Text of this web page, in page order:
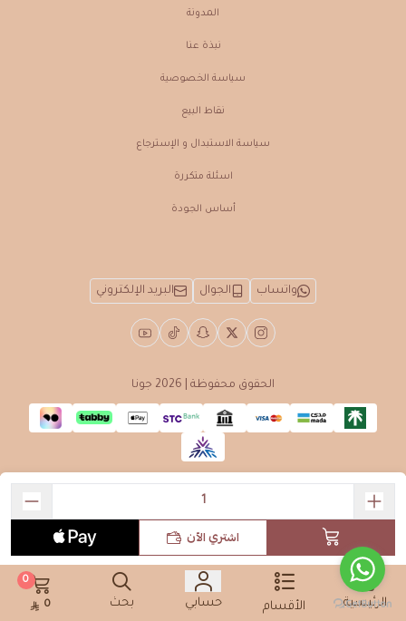
اشتري الآن
المدونة
نبذة عنـا
سياسة الخصوصية
نقاط البيع
سياسة الاستبدال و الإسترجاع
اسئلة متكررة
أساس الجودة
واتساب الجوال البريد الإلكتروني
الحقوق محفوظة | 2026 جونا
الرئيسية الأقسام حسابي بحث
0
0